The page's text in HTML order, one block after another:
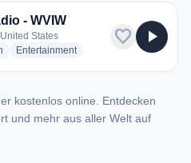
- WVIW
States
radio stations
Entertainmentradio stations
favorite play_arrow
kostenlos online. Entdecken
und mehr aus aller Welt auf